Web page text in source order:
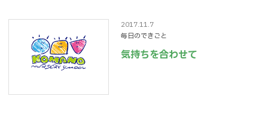
2017.11.7
毎日のできごと
気持ちを合わせて